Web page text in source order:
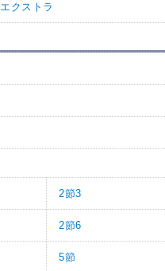
エクストラ
2節3
2節6
5節